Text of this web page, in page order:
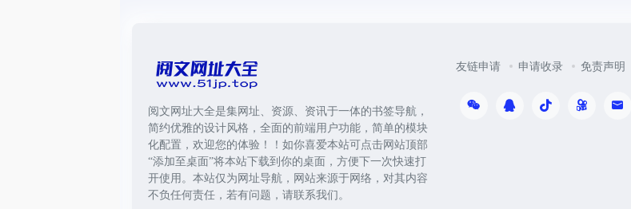
阅文网址大全是集网址、资源、资讯于一体的书签导航，
简约优雅的设计风格，全面的前端用户功能，简单的模块
化配置，欢迎您的体验！！如你喜爱本站可点击网站顶部
“添加至桌面”将本站下载到你的桌面，方便下一次快速打
开使用。本站仅为网址导航，网站来源于网络，对其内容
不负任何责任，若有问题，请联系我们。
友链申请 申请收录 免责声明